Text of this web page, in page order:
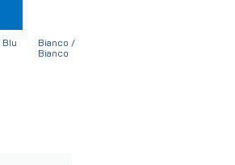
Bianco /
Bianco